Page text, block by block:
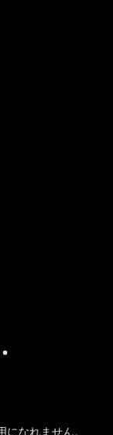
なれません。